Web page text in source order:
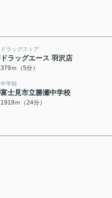
ドラッグストア
ドラッグエース 羽沢店
379ｍ（5分）
中学校
富士見市立勝瀬中学校
1919ｍ（24分）